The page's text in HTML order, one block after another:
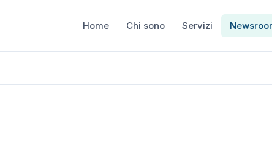
Home Chi sono Servizi